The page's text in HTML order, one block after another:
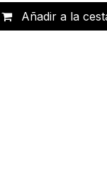
Añadir a la